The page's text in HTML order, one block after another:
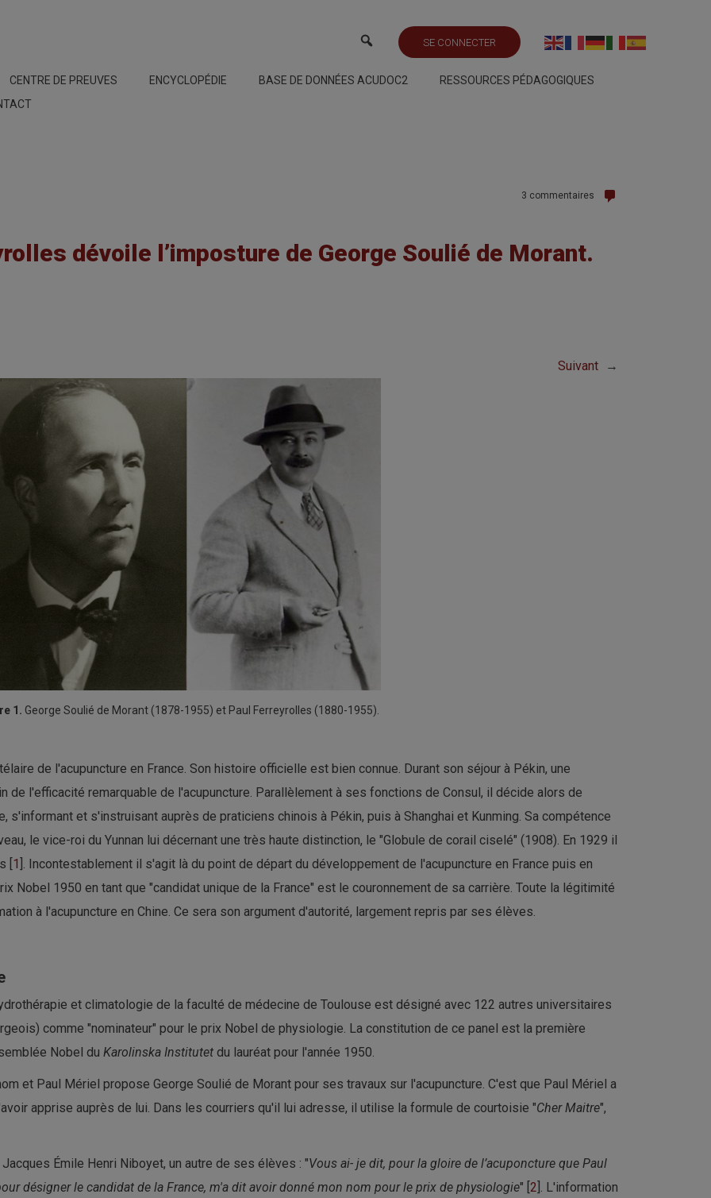
SE CONNECTER
CENTRE DE PREUVES ENCYCLOPÉDIE BASE DE DONNÉES ACUDOC2
RESSOURCES PÉDAGOGIQUES
3 commentaires
dévoile l’imposture de George Soulié de Morant.
Suivant →
1. George Soulié de Morant (1878-1955) et Paul Ferreyrolles (1880-1955).
de l'acupuncture en France. Son histoire officielle est bien connue. Durant son séjour à Pékin, une
l'efficacité remarquable de l'acupuncture. Parallèlement à ses fonctions de Consul, il décide alors de
et s'instruisant auprès de praticiens chinois à Pékin, puis à Shanghai et Kunming. Sa compétence
le vice-roi du Yunnan lui décernant une très haute distinction, le "Globule de corail ciselé" (1908). En 1929 il
1 ]. Incontestablement il s'agit là du point de départ du développement de l'acupuncture en France puis en
Nobel 1950 en tant que "candidat unique de la France" est le couronnement de sa carrière. Toute la légitimité
à l'acupuncture en Chine. Ce sera son argument d'autorité, largement repris par ses élèves.
et climatologie de la faculté de médecine de Toulouse est désigné avec 122 autres universitaires
comme "nominateur" pour le prix Nobel de physiologie. La constitution de ce panel est la première
Nobel du Karolinska Institutet du lauréat pour l'année 1950.
et Paul Mériel propose George Soulié de Morant pour ses travaux sur l'acupuncture. C'est que Paul Mériel a
apprise auprès de lui. Dans les courriers qu'il lui adresse, il utilise la formule de courtoisie "Cher Maitre",
Émile Henri Niboyet, un autre de ses élèves : "Vous ai- je dit, pour la gloire de l’acuponcture que Paul
désigner le candidat de la France, m'a dit avoir donné mon nom pour le prix de physiologie" [ 2 ]. L'information